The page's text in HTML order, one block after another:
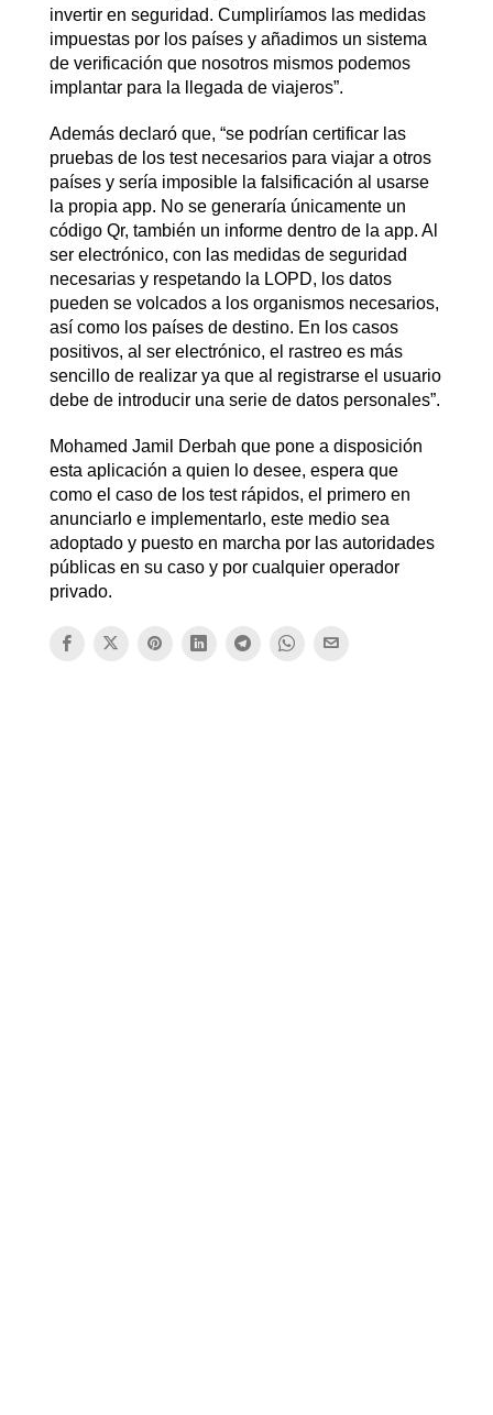
invertir en seguridad. Cumpliríamos las medidas
impuestas por los países y añadimos un sistema
de verificación que nosotros mismos podemos
implantar para la llegada de viajeros”.
Además declaró que, “se podrían certificar las
pruebas de los test necesarios para viajar a otros
países y sería imposible la falsificación al usarse
la propia app. No se generaría únicamente un
código Qr, también un informe dentro de la app. Al
ser electrónico, con las medidas de seguridad
necesarias y respetando la LOPD, los datos
pueden se volcados a los organismos necesarios,
así como los países de destino. En los casos
positivos, al ser electrónico, el rastreo es más
sencillo de realizar ya que al registrarse el usuario
debe de introducir una serie de datos personales”.
Mohamed Jamil Derbah que pone a disposición
esta aplicación a quien lo desee, espera que
como el caso de los test rápidos, el primero en
anunciarlo e implementarlo, este medio sea
adoptado y puesto en marcha por las autoridades
públicas en su caso y por cualquier operador
privado.